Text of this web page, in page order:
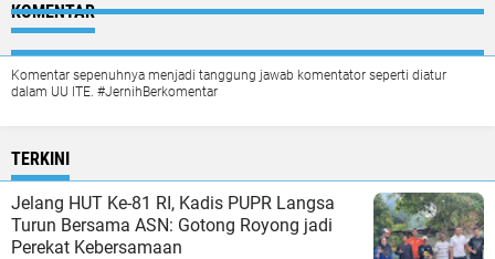
KOMENTAR
Komentar sepenuhnya menjadi tanggung jawab komentator seperti diatur
dalam UU ITE. #JernihBerkomentar
TERKINI
Jelang HUT Ke-81 RI, Kadis PUPR Langsa
Turun Bersama ASN: Gotong Royong jadi
Perekat Kebersamaan